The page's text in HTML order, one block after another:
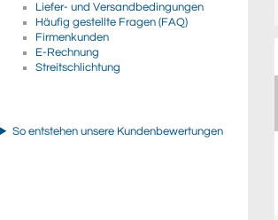
Liefer- und Versandbedingungen
Häufig gestellte Fragen (FAQ)
Firmenkunden
E-Rechnung
Streitschlichtung
So entstehen unsere Kundenbewertungen